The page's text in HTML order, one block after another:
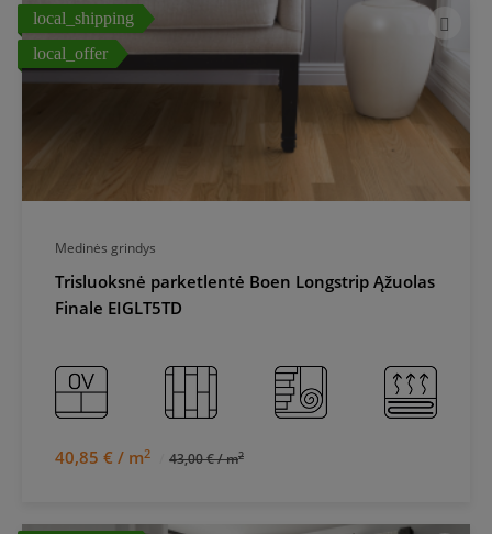
Medinės grindys
Trisluoksnė parketlentė Boen Longstrip Ąžuolas
Finale EIGLT5TD
40,85 € / m2 43,00 € / m2
local_shipping
local_offer